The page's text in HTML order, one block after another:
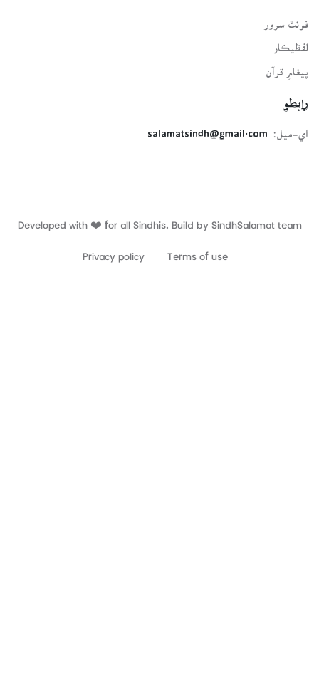
لفظيڪار
پيغامِ قرآن
رابطو
اي-ميل:
salamatsindh@gmail.com
Developed with ❤️ for all Sindhis. Build by
Terms of use